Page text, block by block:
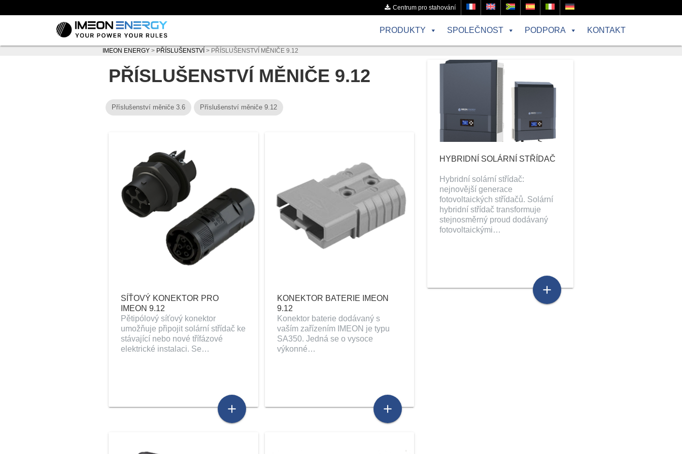
Centrum pro stahování
PRODUKTY SPOLEČNOST PODPORA KONTAKT
IMEON ENERGY > PŘÍSLUŠENSTVÍ > PŘÍSLUŠENSTVÍ MĚNIČE 9.12
PŘÍSLUŠENSTVÍ MĚNIČE 9.12
Příslušenství měniče 3.6 Příslušenství měniče 9.12
SÍŤOVÝ KONEKTOR PRO
IMEON 9.12
Pětipólový síťový konektor
umožňuje připojit solární střídač ke
stávající nebo nové třífázové
elektrické instalaci. Se…
add
KONEKTOR BATERIE IMEON
9.12
Konektor baterie dodávaný s
vaším zařízením IMEON je typu
SA350. Jedná se o vysoce
výkonné…
add
HYBRIDNÍ SOLÁRNÍ STŘÍDAČ
Hybridní solární střídač:
nejnovější generace
fotovoltaických střídačů. Solární
hybridní střídač transformuje
stejnosměrný proud dodávaný
fotovoltaickými…
add